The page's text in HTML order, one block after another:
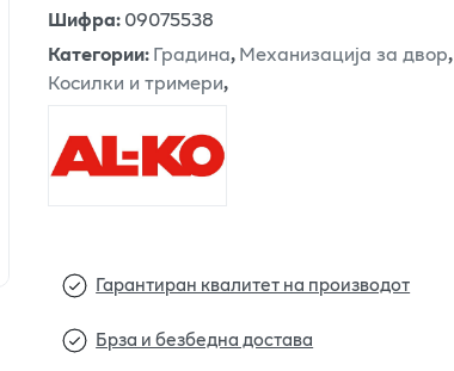
Шифра:09075538
Категории:Градина,Механизација за двор,
Косилки и тримери,
Гарантиран квалитет на производот
Брза и безбедна достава